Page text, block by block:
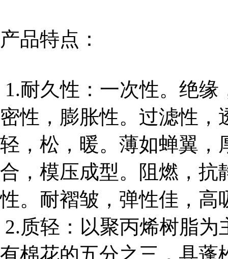
产品特点：
1.耐久性：一次性。绝
密性，膨胀性。过滤性
轻，松，暖。薄如蝉翼，
合，模压成型。阻燃，抗
性。耐褶皱，弹性佳，高
2.质轻：以聚丙烯树脂
有棉花的五分之三，具蓬